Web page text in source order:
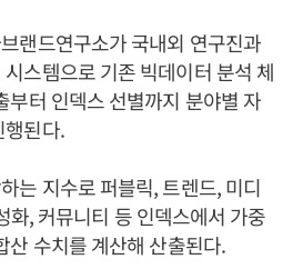
랜드연구소가 국내외 연구진과
스템으로 기존 빅데이터 분석 체
부터 인덱스 선별까지 분야별 자
행된다.
는 지수로 퍼블릭, 트렌드, 미디
화, 커뮤니티 등 인덱스에서 가중
산 수치를 계산해 산출된다.